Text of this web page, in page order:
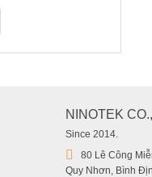
NINOTEK
Since 2014.
80 Lê Công
Quy Nhơn, Bình